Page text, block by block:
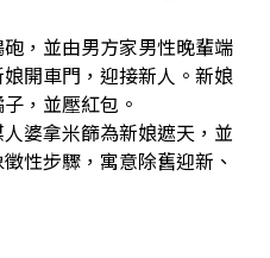
砲，並由男方家男性晚輩端
開車門，迎接新人。新娘
，並壓紅包。
人婆拿米篩為新娘遮天，並
性步驟，寓意除舊迎新、